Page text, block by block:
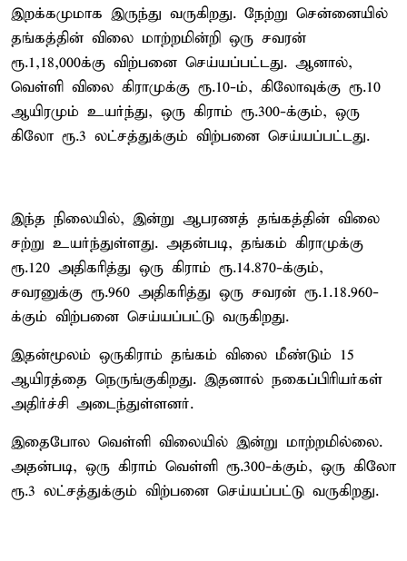
இறக்கமுமாக இருந்து வருகிறது. நேற்று சென்னையில்
தங்கத்தின் விலை மாற்றமின்றி ஒரு சவரன்
ரூ.1,18,000க்கு விற்பனை செய்யப்பட்டது. ஆனால்,
வெள்ளி விலை கிராமுக்கு ரூ.10-ம், கிலோவுக்கு ரூ.10
ஆயிரமும் உயர்ந்து, ஒரு கிராம் ரூ.300-க்கும், ஒரு
கிலோ ரூ.3 லட்சத்துக்கும் விற்பனை செய்யப்பட்டது.
இந்த நிலையில், இன்று ஆபரணத் தங்கத்தின் விலை
சற்று உயர்ந்துள்ளது. அதன்படி, தங்கம் கிராமுக்கு
ரூ.120 அதிகரித்து ஒரு கிராம் ரூ.14.870-க்கும்,
சவரனுக்கு ரூ.960 அதிகரித்து ஒரு சவரன் ரூ.1.18.960-
க்கும் விற்பனை செய்யப்பட்டு வருகிறது.
இதன்மூலம் ஒருகிராம் தங்கம் விலை மீண்டும் 15
ஆயிரத்தை நெருங்குகிறது. இதனால் நகைப்பிரியர்கள்
அதிர்ச்சி அடைந்துள்ளனர்.
இதைபோல வெள்ளி விலையில் இன்று மாற்றமில்லை.
அதன்படி, ஒரு கிராம் வெள்ளி ரூ.300-க்கும், ஒரு கிலோ
ரூ.3 லட்சத்துக்கும் விற்பனை செய்யப்பட்டு வருகிறது.